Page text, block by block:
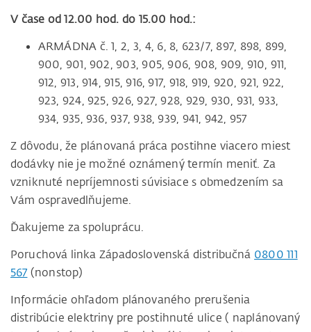
V čase od 12.00 hod. do 15.00 hod.:
ARMÁDNA č. 1, 2, 3, 4, 6, 8, 623/7, 897, 898, 899,
900, 901, 902, 903, 905, 906, 908, 909, 910, 911,
912, 913, 914, 915, 916, 917, 918, 919, 920, 921, 922,
923, 924, 925, 926, 927, 928, 929, 930, 931, 933,
934, 935, 936, 937, 938, 939, 941, 942, 957
Z dôvodu, že plánovaná práca postihne viacero miest
dodávky nie je možné oznámený termín meniť. Za
vzniknuté nepríjemnosti súvisiace s obmedzením sa
Vám ospravedlňujeme.
Ďakujeme za spoluprácu.
Poruchová linka Západoslovenská distribučná 0800 111
567 (nonstop)
Informácie ohľadom plánovaného prerušenia
distribúcie elektriny pre postihnuté ulice ( naplánovaný